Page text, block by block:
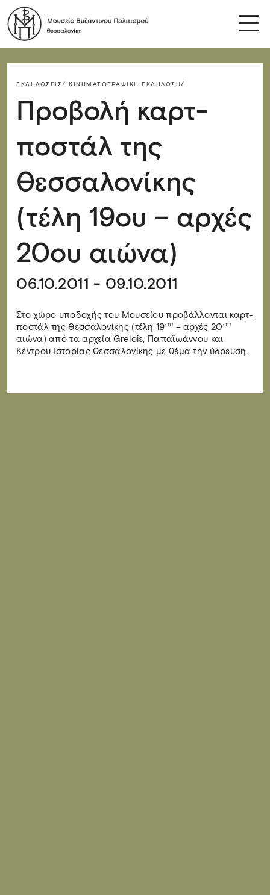
ΕΚΔΗΛΏΣΕΙΣ/ ΚΙΝΗΜΑΤΟΓΡΑΦΙΚΉ ΕΚΔΉΛΩΣΗ/
Προβολή καρτ-
ποστάλ της
Θεσσαλονίκης
(τέλη 19ου – αρχές
20ου αιώνα)
06.10.2011 - 09.10.2011
Στο χώρο υποδοχής του Μουσείου προβάλλονται καρτ-
ποστάλ της Θεσσαλονίκης(τέλη 19ου – αρχές 20ου
αιώνα) από τα αρχεία Grelois, Παπαϊωάννου και
Κέντρου Ιστορίας Θεσσαλονίκης με θέμα την ύδρευση.